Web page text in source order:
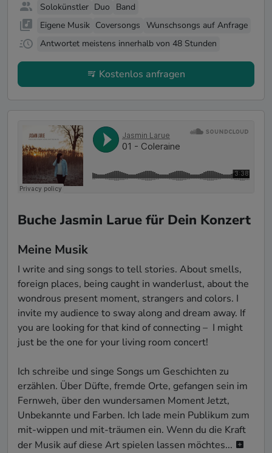
Solokünstler Duo
Band
Eigene Musik Coversongs Wunschsongs auf Anfrage
Antwortet meistens innerhalb von 48 Stunden
Kostenlos anfragen
Buche Jasmin Larue für Dein Konzert
Meine Musik
I write and sing songs to tell stories. About smells,
foreign places, being caught in wanderlust, about the
wondrous present moment, strangers and colors. I
invite my audience to sway along and dream away. If
you are looking for that kind of connecting –  I might
just be the one for your living room concert!
Ich schreibe und singe Songs um Geschichten zu
erzählen. Über Düfte, fremde Orte, gefangen sein im
Fernweh, über den wundersamen Moment Jetzt,
Unbekannte und Farben. Ich lade mein Publikum zum
mit-wippen und mit-träumen ein. Wenn du die Kraft
der Musik auf diese Art spielen lassen möchtes...